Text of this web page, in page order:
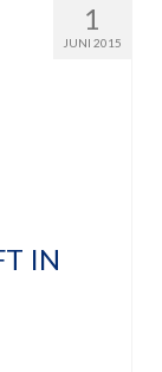
1
JUNI 2015
IN